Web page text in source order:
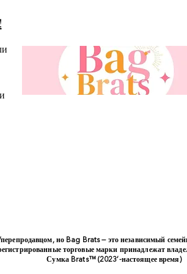
но Bag Brats — это независимый
торговые марки принадлежат
Сумка Brats™ (2023’-настоящее время)